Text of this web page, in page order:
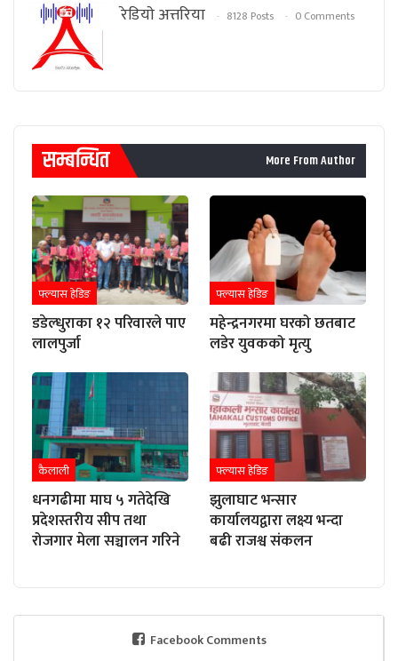
रेडियाे अत्तरिया 8128 Posts 0 Comments
सम्बन्धित More From Author
फ्ल्यास हेडिङ
डडेल्धुराका १२ परिवारले पाए
लालपुर्जा
फ्ल्यास हेडिङ
महेन्द्रनगरमा घरको छतबाट
लडेर युवकको मृत्यु
कैलाली
धनगढीमा माघ ५ गतेदेखि
प्रदेशस्तरीय सीप तथा
रोजगार मेला सञ्चालन गरिने
फ्ल्यास हेडिङ
झुलाघाट भन्सार
कार्यालयद्वारा लक्ष्य भन्दा
बढी राजश्व संकलन
Facebook Comments